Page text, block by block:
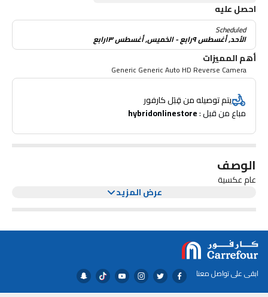
احصل عليه
Scheduled
الأحد, أغسطس ٩رابع - الخميس, أغسطس ١٣رابع
أهم المميزات
Generic Generic Auto HD Reverse Camera
يتم توصيله من قِبَل كارفور
مباع من قبل : hybridonlinestore
الوصف
عام عكسية
عرض المزيد
ابقى على تواصل معنا